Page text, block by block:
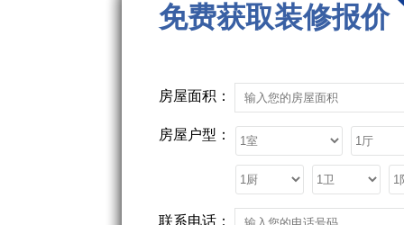
免费获取装修报价
房屋面积：
房屋户型：
联系电话：